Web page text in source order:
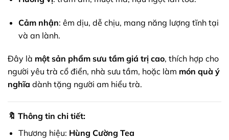
Cảm nhận: êm dịu, dễ chịu, mang năng lượng tĩnh tại
và an lành.
Đây là một sản phẩm sưu tầm giá trị cao, thích hợp cho
người yêu trà cổ điển, nhà sưu tầm, hoặc làm món quà ý
nghĩa dành tặng người am hiểu trà.
🔖 Thông tin chi tiết:
Thương hiệu: Hùng Cường Tea